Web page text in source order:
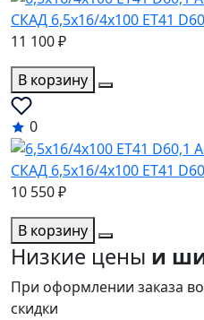
СКАД 6,5x16/4x100 ET41
11 100 ₽
В корзину
0
СКАД 6,5x16/4x100 ET41
10 550 ₽
В корзину
Низкие цены и
При оформлении заказа
скидки